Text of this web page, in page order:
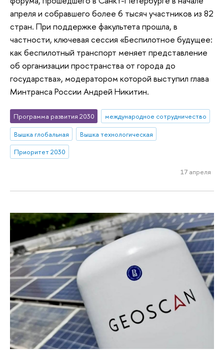
апреля и собравшего более 6 тысяч участников из 82
стран. При поддержке факультета прошла, в
частности, ключевая сессия «Беспилотное будущее:
как беспилотный транспорт меняет представление
об организации пространства от города до
государства», модератором которой выступил глава
Минтранса России Андрей Никитин.
Программа развития 2030
международное сотрудничество
Вышка глобальная
Вышка технологическая
Приоритет 2030
17 апреля